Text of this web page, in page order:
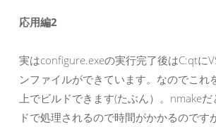
応用編2
実はconfigure.exeの実行完了後はC:qtに
ンファイルができています。なのでこれ
上でビルドできます(たぶん）。nmakeだ
ドで処理されるので時間がかかるのです